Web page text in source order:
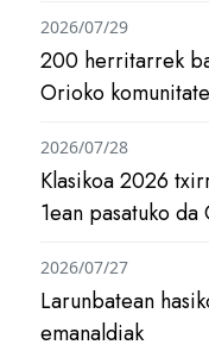
200 herritarrek
Orioko
2026/07/29
Klasikoa 2026
1ean pasatuko
2026/07/28
Larunbatean
emanaldiak
2026/07/27